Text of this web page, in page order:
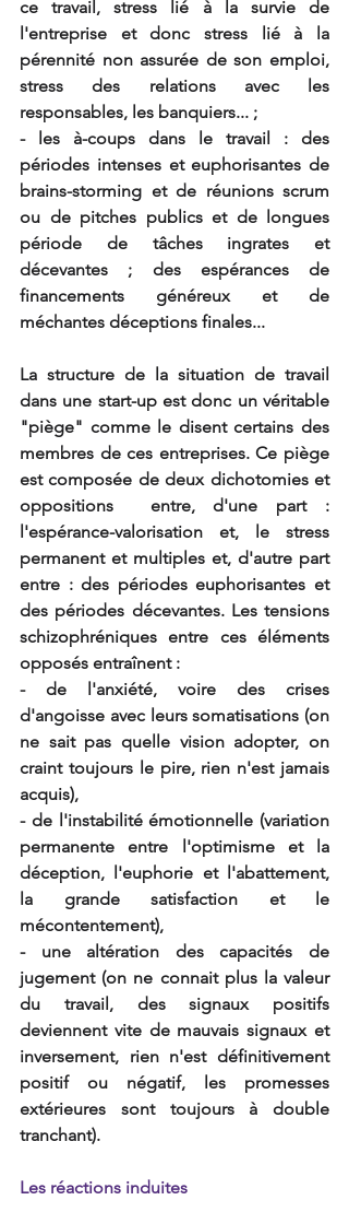
ce travail, stress lié à la survie de
l'entreprise et donc stress lié à la
pérennité non assurée de son emploi,
stress des relations avec les
responsables, les banquiers... ;
- les à-coups dans le travail : des
périodes intenses et euphorisantes de
brains-storming et de réunions scrum
ou de pitches publics et de longues
période de tâches ingrates et
décevantes ; des espérances de
financements généreux et de
méchantes déceptions finales...
La structure de la situation de travail
dans une start-up est donc un véritable
"piège" comme le disent certains des
membres de ces entreprises. Ce piège
est composée de deux dichotomies et
oppositions  entre, d'une part :
l'espérance-valorisation et, le stress
permanent et multiples et, d'autre part
entre : des périodes euphorisantes et
des périodes décevantes. Les tensions
schizophréniques entre ces éléments
opposés entraînent :
- de l'anxiété, voire des crises
d'angoisse avec leurs somatisations (on
ne sait pas quelle vision adopter, on
craint toujours le pire, rien n'est jamais
acquis),
- de l'instabilité émotionnelle (variation
permanente entre l'optimisme et la
déception, l'euphorie et l'abattement,
la grande satisfaction et le
mécontentement),
- une altération des capacités de
jugement (on ne connait plus la valeur
du travail, des signaux positifs
deviennent vite de mauvais signaux et
inversement, rien n'est définitivement
positif ou négatif, les promesses
extérieures sont toujours à double
tranchant).
Les réactions induites